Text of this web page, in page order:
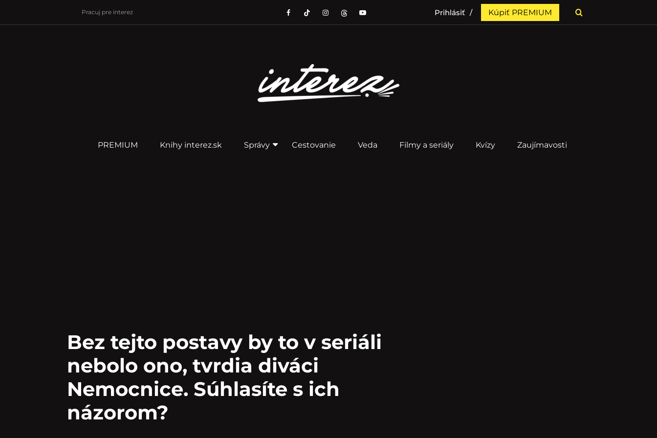
Pracuj pre interez Prihlásiť Kúpiť PREMIUM
PREMIUM Knihy interez.sk Správy Cestovanie Veda Filmy a seriály Kvízy Zaujímavosti
Bez tejto postavy by to v seriáli
nebolo ono, tvrdia diváci
Nemocnice. Súhlasíte s ich
názorom?